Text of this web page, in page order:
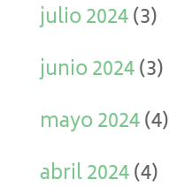
julio 2024(3)
junio 2024(3)
mayo 2024(4)
abril 2024(4)